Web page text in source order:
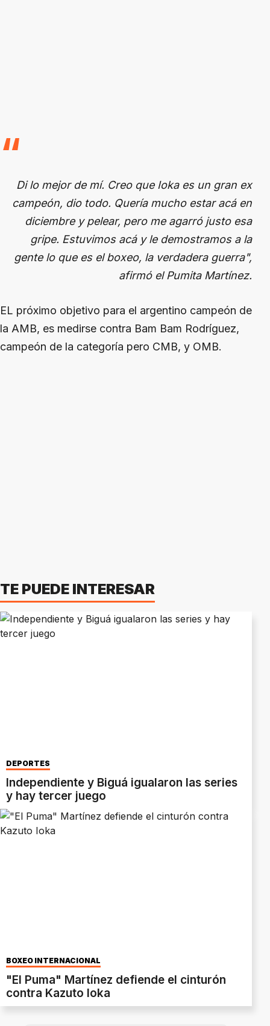
Di lo mejor de mí. Creo que Ioka es un gran ex
campeón, dio todo. Quería mucho estar acá en
diciembre y pelear, pero me agarró justo esa
gripe. Estuvimos acá y le demostramos a la
gente lo que es el boxeo, la verdadera guerra",
afirmó el Pumita Martínez.
EL próximo objetivo para el argentino campeón de
la AMB, es medirse contra Bam Bam Rodríguez,
campeón de la categoría pero CMB, y OMB.
TE PUEDE INTERESAR
DEPORTES
Independiente y Biguá igualaron las series
y hay tercer juego
BOXEO INTERNACIONAL
"El Puma" Martínez defiende el cinturón
contra Kazuto Ioka